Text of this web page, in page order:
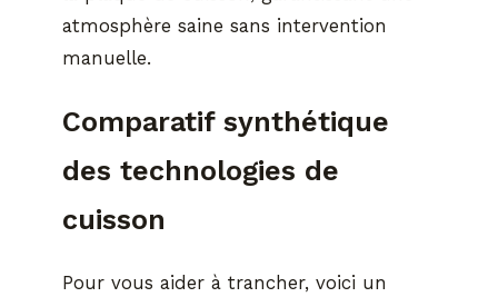
atmosphère saine sans intervention
manuelle.
Comparatif synthétique
des technologies de
cuisson
Pour vous aider à trancher, voici un